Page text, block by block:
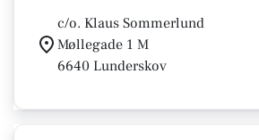
c/o. Klaus Sommerlund
Møllegade 1 M
6640 Lunderskov